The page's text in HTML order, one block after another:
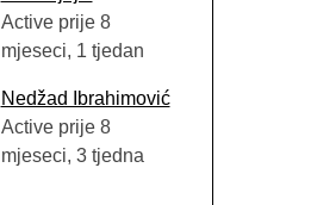
Active prije 8
mjeseci, 1 tjedan
Nedžad Ibrahimović
Active prije 8
mjeseci, 3 tjedna